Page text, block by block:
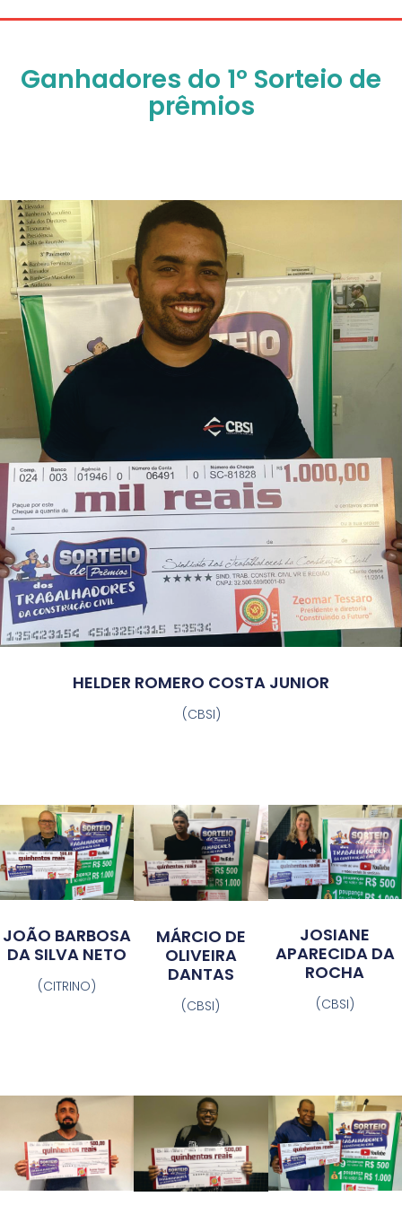
Ganhadores do 1º Sorteio de
prêmios
HELDER ROMERO COSTA JUNIOR
(CBSI)
JOÃO BARBOSA
DA SILVA NETO
(CITRINO)
MÁRCIO DE
OLIVEIRA
DANTAS
(CBSI)
JOSIANE
APARECIDA DA
ROCHA
(CBSI)